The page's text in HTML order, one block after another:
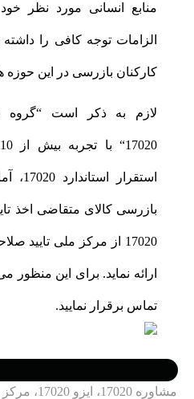
منابع انسانی مورد نظر
الزامات توجه کافی را
کارکنان بازرسی در این
لازم به ذکر است “گروه
17020
“
بازرسی کالای متقاضی اخذ
17020 از مرکز ملی
تماس برقرار نمایید.
مشاوره